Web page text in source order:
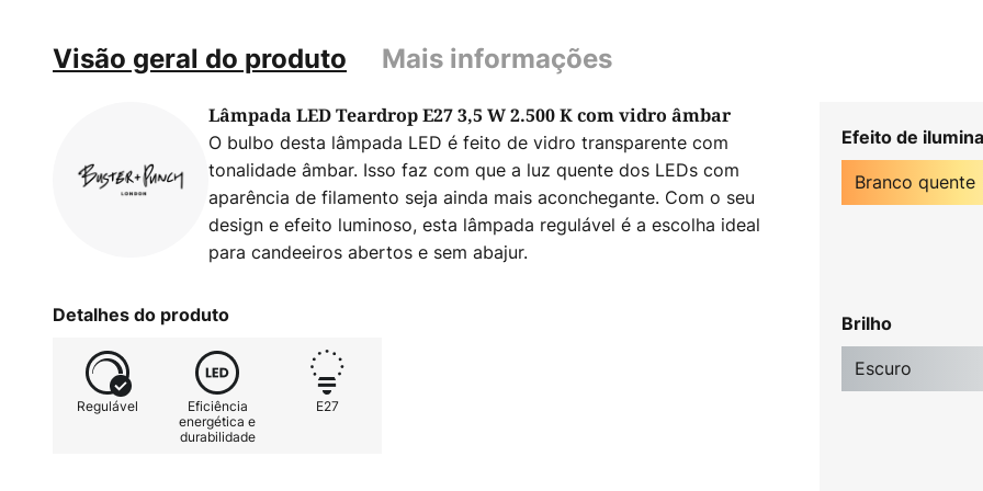
Visão geral do produto Mais informações
Lâmpada LED Teardrop E27 3,5 W 2.500 K com vidro âmbar
O bulbo desta lâmpada LED é feito de vidro transparente com
tonalidade âmbar. Isso faz com que a luz quente dos LEDs com
aparência de filamento seja ainda mais aconchegante. Com o seu
design e efeito luminoso, esta lâmpada regulável é a escolha ideal
para candeeiros abertos e sem abajur.
Detalhes do produto
Regulável
Eficiência
energética e
durabilidade
E27
Efeito de
Branco quente
Brilho
Escuro